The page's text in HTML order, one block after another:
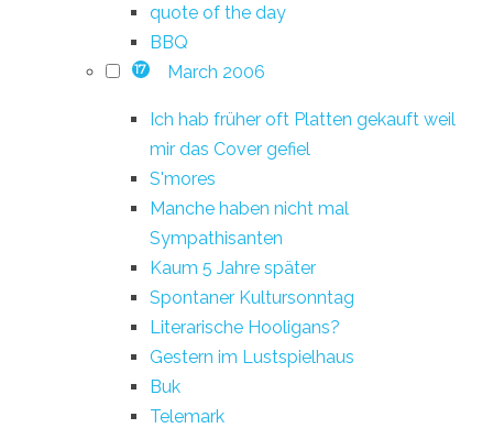
quote of the day
BBQ
17 March 2006
Ich hab früher oft Platten gekauft weil
mir das Cover gefiel
S'mores
Manche haben nicht mal
Sympathisanten
Kaum 5 Jahre später
Spontaner Kultursonntag
Literarische Hooligans?
Gestern im Lustspielhaus
Buk
Telemark